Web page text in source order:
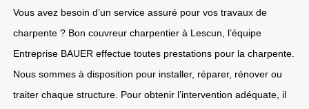
Vous avez besoin d’un service assuré pour vos travaux de
charpente ? Bon couvreur charpentier à Lescun, l’équipe
Entreprise BAUER effectue toutes prestations pour la charpente.
Nous sommes à disposition pour installer, réparer, rénover ou
traiter chaque structure. Pour obtenir l’intervention adéquate, il